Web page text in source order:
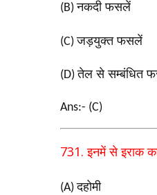
(B)नकदी फसलें
(C)जड़युक्त फसलें
(D)तेल से सम्बंधित
Ans:- (C)
731.इनमें से इराक
(A)दहोमी